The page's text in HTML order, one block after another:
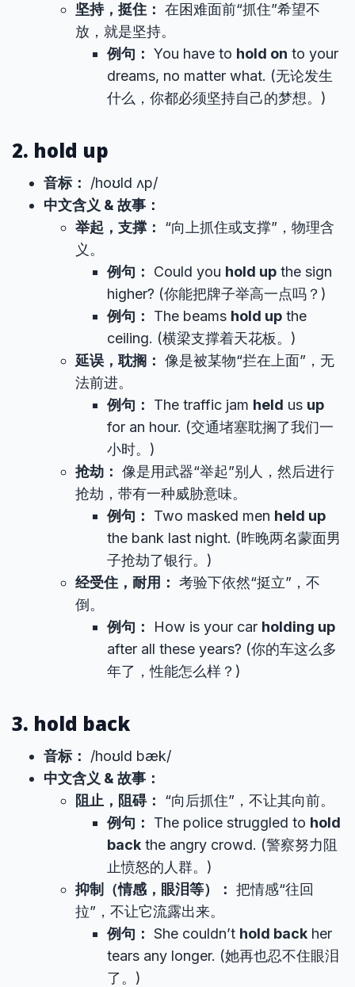
坚持，挺住： 在困难面前“抓住”希望不
放，就是坚持。
例句： You have to hold on to your
dreams, no matter what. (无论发生
什么，你都必须坚持自己的梦想。)
2. hold up
音标：
/hoʊld ʌp/
中文含义 & 故事：
举起，支撑：
“向上抓住或支撑”，物理含
义。
例句：
Could you hold up the sign
higher? (你能把牌子举高一点吗？)
例句：
The beams hold up the
ceiling. (横梁支撑着天花板。)
延误，耽搁： 像是被某物“拦在上面”，无
法前进。
例句：
The traffic jam held us up
for an hour. (交通堵塞耽搁了我们一
小时。)
抢劫： 像是用武器“举起”别人，然后进行
抢劫，带有一种威胁意味。
例句：
Two masked men held up
the bank last night. (昨晚两名蒙面男
子抢劫了银行。)
经受住，耐用： 考验下依然“挺立”，不
倒。
例句：
How is your car holding up
after all these years? (你的车这么多
年了，性能怎么样？)
3. hold back
音标：
/hoʊld bæk/
中文含义 & 故事：
阻止，阻碍：
“向后抓住”，不让其向前。
例句：
The police struggled to hold
back the angry crowd. (警察努力阻
止愤怒的人群。)
抑制（情感，眼泪等）： 把情感“往回
拉”，不让它流露出来。
例句： She couldn’t hold back her
tears any longer. (她再也忍不住眼泪
了。)